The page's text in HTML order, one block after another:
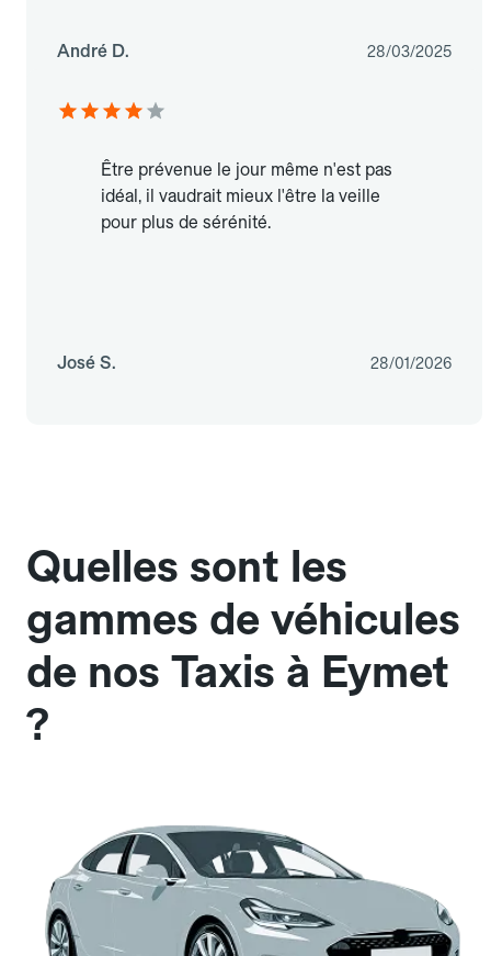
André D. 28/03/2025
Être prévenue le jour même n'est pas
idéal, il vaudrait mieux l'être la veille
pour plus de sérénité.
José S. 28/01/2026
Quelles sont les
gammes de véhicules
de nos Taxis à Eymet
?